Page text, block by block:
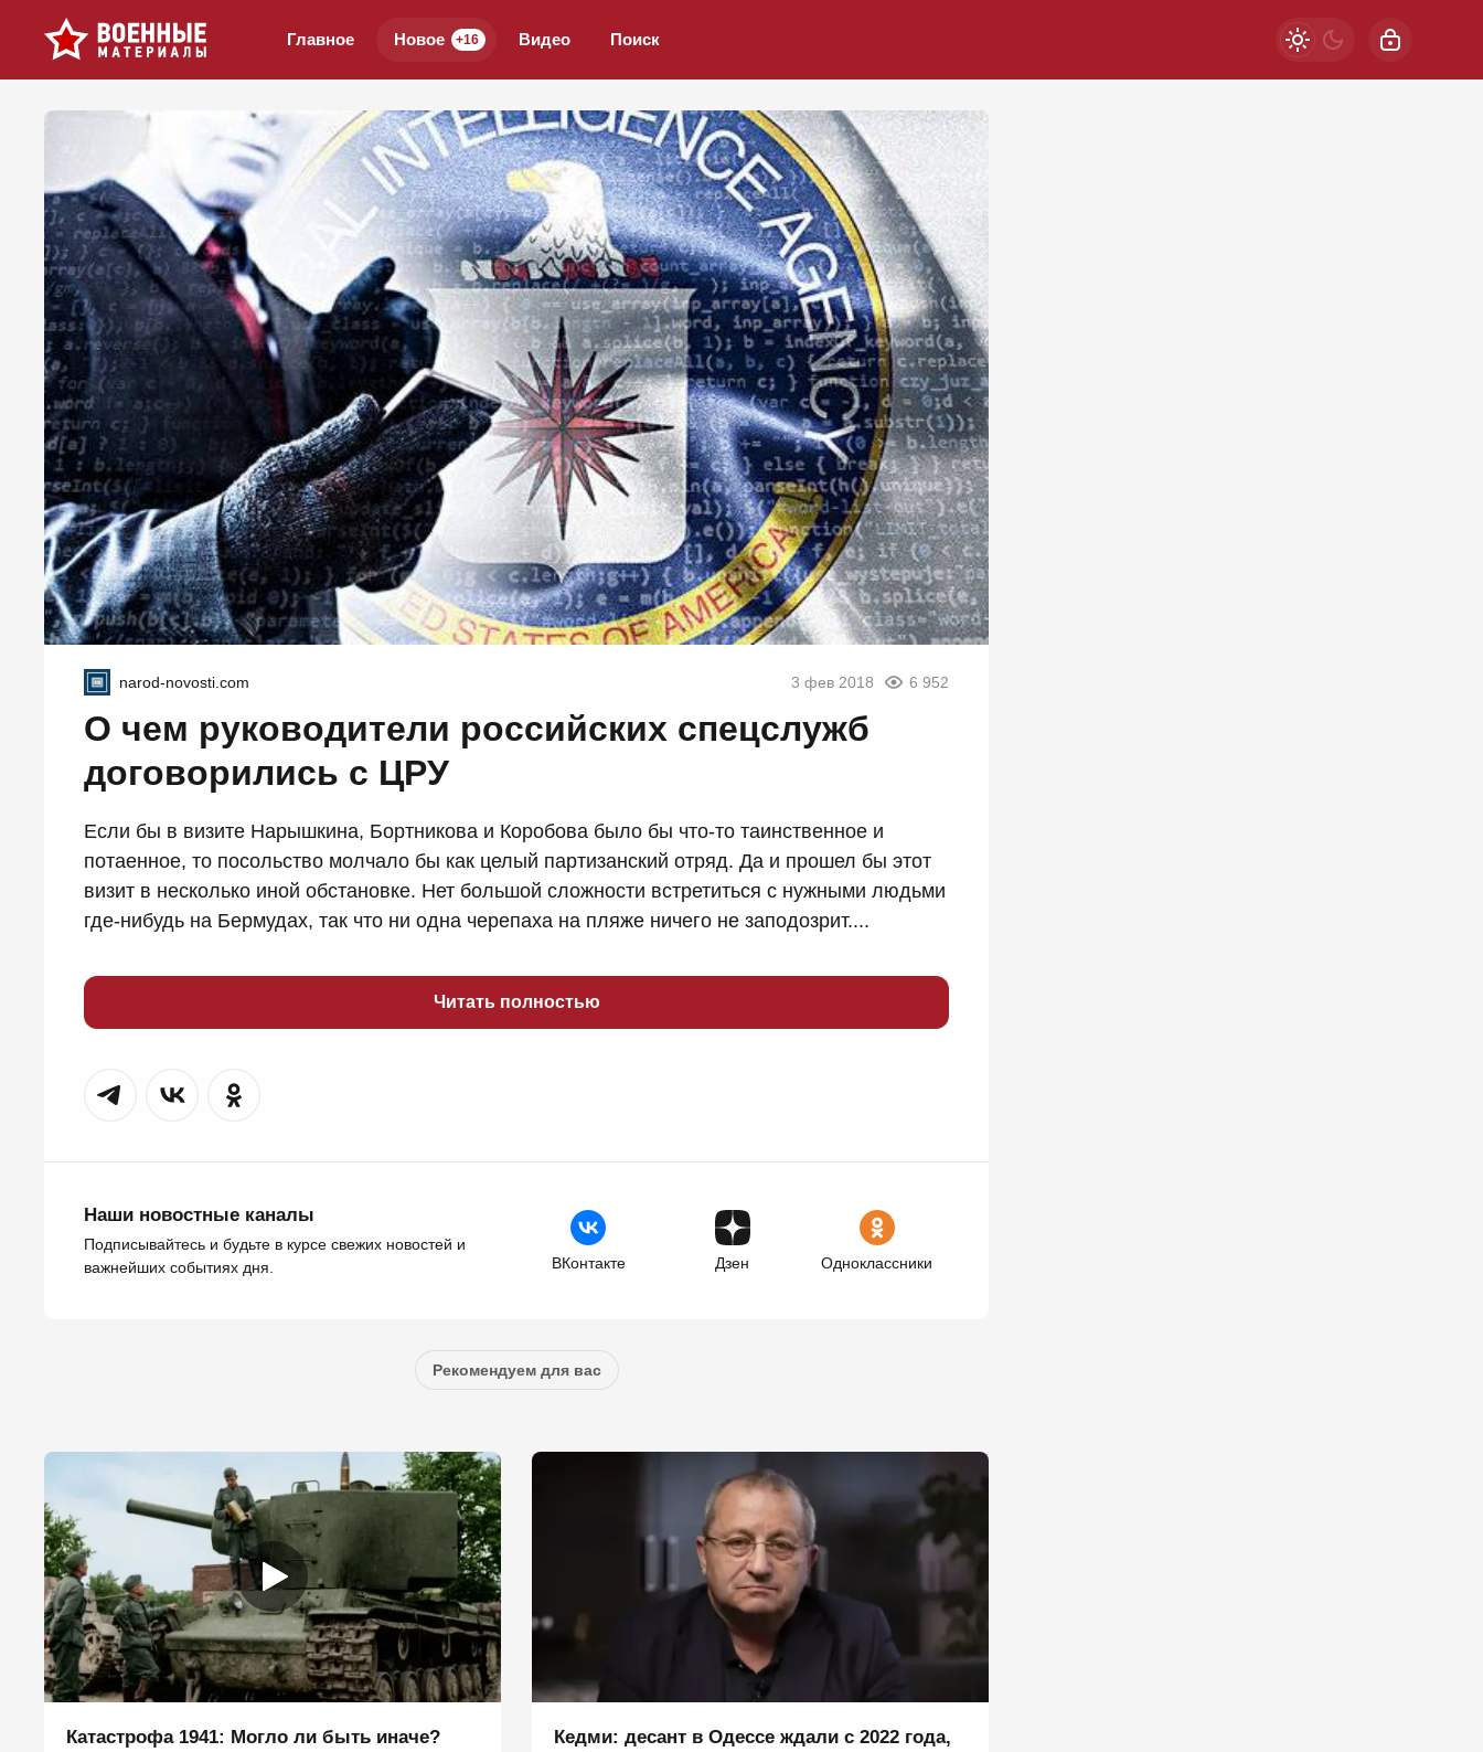
Главное Новое +16 Видео Поиск
narod-novosti.com 3 фев 2018 6 952
О чем руководители российских спецслужб
договорились с ЦРУ
Если бы в визите Нарышкина, Бортникова и Коробова было бы что-то таинственное и
потаенное, то посольство молчало бы как целый партизанский отряд. Да и прошел бы этот
визит в несколько иной обстановке. Нет большой сложности встретиться с нужными людьми
где-нибудь на Бермудах, так что ни одна черепаха на пляже ничего не заподозрит....
Читать полностью
Наши новостные каналы
Подписывайтесь и будьте в курсе свежих новостей и
важнейших событиях дня.
ВКонтакте Дзен Одноклассники
Рекомендуем для вас
Катастрофа 1941: Могло ли быть иначе?
Кедми: десант в Одессе ждали с 2022 года,